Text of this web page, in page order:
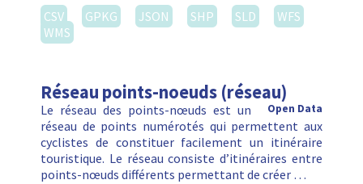
CSV
GPKG JSON SHP SLD
WFS
WMS
Réseau points-noeuds (réseau)
Open Data
Le réseau des points-nœuds est un
réseau de points numérotés qui permettent aux
cyclistes de constituer facilement un itinéraire
touristique. Le réseau consiste d’itinéraires entre
points-nœuds différents permettant de créer …